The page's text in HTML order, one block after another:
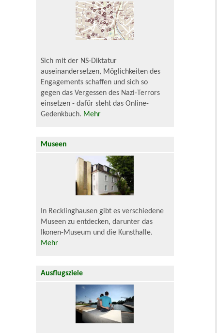
Sich mit der NS-Diktatur
auseinandersetzen, Möglichkeiten des
Engagements schaffen und sich so
gegen das Vergessen des Nazi-Terrors
einsetzen - dafür steht das Online-
Gedenkbuch. Mehr
Museen
In Recklinghausen gibt es verschiedene
Museen zu entdecken, darunter das
Ikonen-Museum und die Kunsthalle.
Mehr
Ausflugsziele